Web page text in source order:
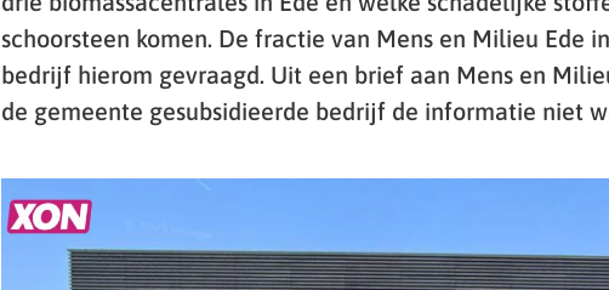
schoorsteen komen. De fractie van Mens en Milieu Ede
bedrijf hierom gevraagd. Uit een brief aan Mens en
de gemeente gesubsidieerde bedrijf de informatie niet